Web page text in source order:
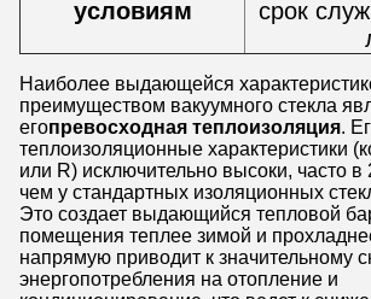
условиям
срок
Наиболее выдающейся
преимуществом вакуумного стекла
егопревосходная теплоизоляция.
теплоизоляционные характеристики
или R) исключительно высоки, часто в
чем у стандартных изоляционных
Это создает выдающийся тепловой
помещения теплее зимой и
напрямую приводит к значительному
энергопотребления на отопление и